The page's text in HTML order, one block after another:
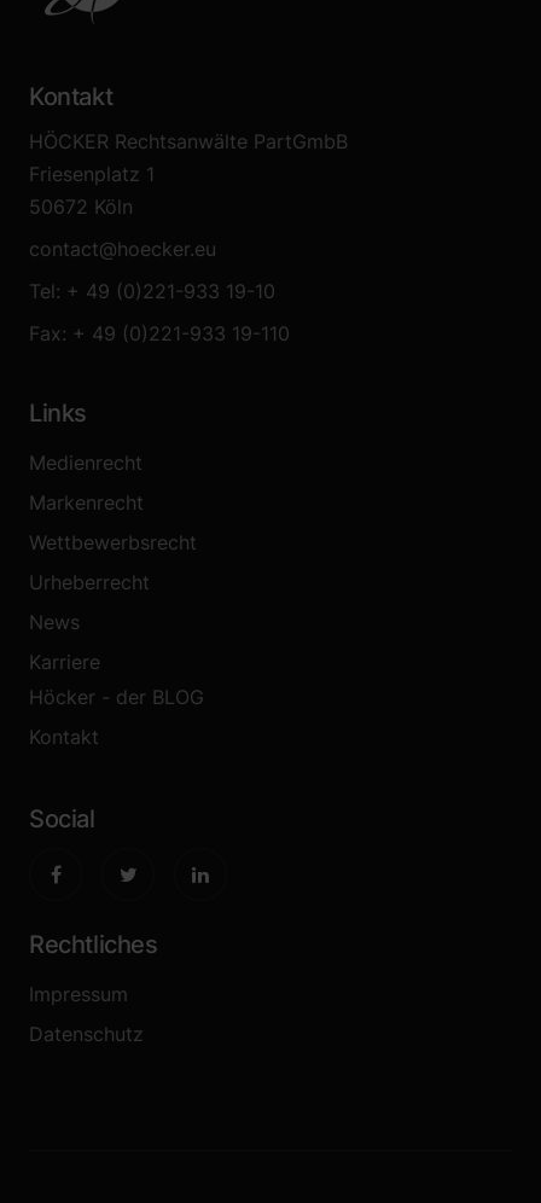
Kontakt
HÖCKER Rechtsanwälte PartGmbB
Friesenplatz 1
50672 Köln
contact@hoecker.eu
Tel: + 49 (0)221-933 19-10
Fax: + 49 (0)221-933 19-110
Links
Medienrecht
Markenrecht
Wettbewerbsrecht
Urheberrecht
News
Karriere
Höcker - der BLOG
Kontakt
Social
Rechtliches
Impressum
Datenschutz